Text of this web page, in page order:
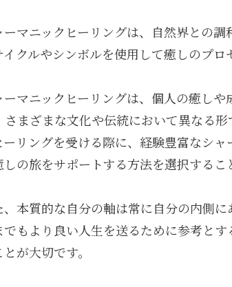
ーマニックヒーリングは、自然界との
イクルやシンボルを使用して癒しのプロ
ーマニックヒーリングは、個人の癒し
さまざまな文化や伝統において異なる
ーリングを受ける際に、経験豊富なシ
しの旅をサポートする方法を選択するこ
、本質的な自分の軸は常に自分の内側
でもより良い人生を送るために参考と
とが大切です。